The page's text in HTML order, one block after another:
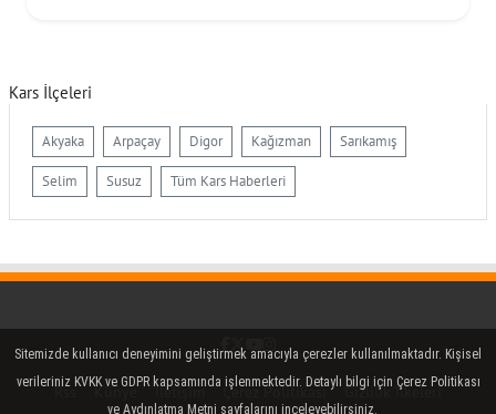
Kars İlçeleri
Akyaka Arpaçay Digor Kağızman Sarıkamış
Selim Susuz Tüm Kars Haberleri
Facebook
Twitter (X)
YouTube
Instagram
Rss Künye İletişim Çerez Politikası Gizlilik İlkeleri
Sitemizde kullanıcı deneyimini geliştirmek amacıyla çerezler kullanılmaktadır. Kişisel
verileriniz KVKK ve GDPR kapsamında işlenmektedir. Detaylı bilgi için Çerez Politikası
ve Aydınlatma Metni sayfalarını inceleyebilirsiniz.